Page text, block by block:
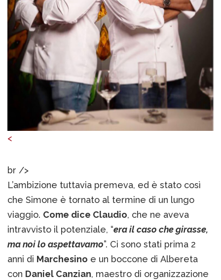
<
br />
L’ambizione tuttavia premeva, ed è stato così
che Simone è tornato al termine di un lungo
viaggio. Come dice Claudio, che ne aveva
intravvisto il potenziale, “era il caso che girasse,
ma noi lo aspettavamo”. Ci sono stati prima 2
anni di Marchesino e un boccone di Albereta
con Daniel Canzian, maestro di organizzazione